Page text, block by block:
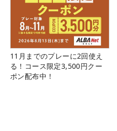
11月までのプレーに2回使え
る！コース限定3,500円クー
ポン配布中！